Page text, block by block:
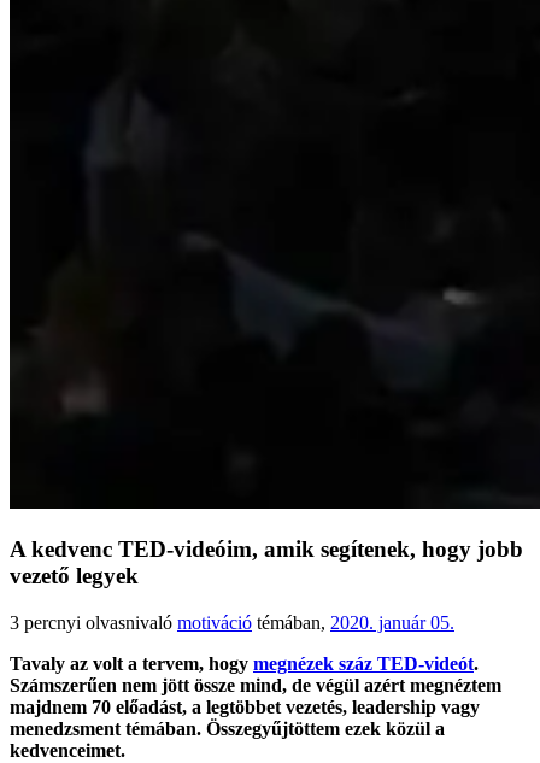
A kedvenc TED-videóim, amik segítenek, hogy jobb
vezető legyek
3 percnyi olvasnivaló motiváció témában, 2020. január 05.
Tavaly az volt a tervem, hogy megnézek száz TED-videót.
Számszerűen nem jött össze mind, de végül azért megnéztem
majdnem 70 előadást, a legtöbbet vezetés, leadership vagy
menedzsment témában. Összegyűjtöttem ezek közül a
kedvenceimet.